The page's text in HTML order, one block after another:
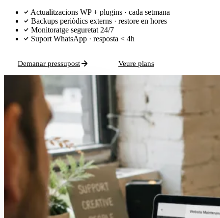
Actualitzacions WP + plugins · cada setmana
Backups periòdics externs · restore en hores
Monitoratge seguretat 24/7
Suport WhatsApp · resposta < 4h
Demanar pressupost Veure plans